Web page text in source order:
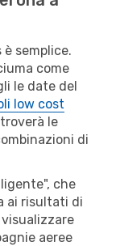
semplice.
come
le date del
low cost
le
di
che
ai risultati di
aeree